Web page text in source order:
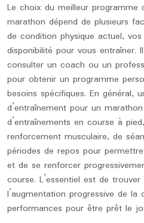
Le choix du meilleur programme
marathon dépend de plusieurs
de condition physique actuel,
disponibilité pour vous entraîner.
consulter un coach ou un
pour obtenir un programme
besoins spécifiques. En général,
d’entraînement pour un
d’entraînements en course à
renforcement musculaire, de
périodes de repos pour
et de se renforcer
course. L’essentiel est de
l’augmentation progressive de la
performances pour être prêt le